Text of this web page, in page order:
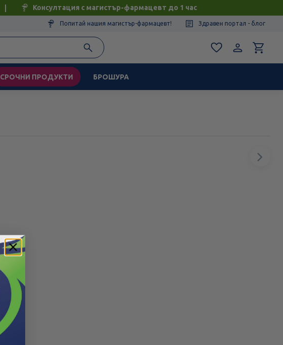
Консултация с магистър-фармацевт до 1 час
Попитай нашия магистър-фармацевт! Здравен портал - блог
СРОЧНИ ПРОДУКТИ БРОШУРА